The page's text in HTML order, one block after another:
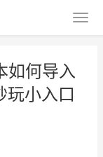
如何导入
玩小入口